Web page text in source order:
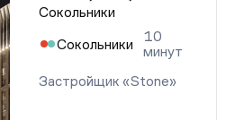
Сокольники
Сокольники
10
минут
Застройщик «Stone»